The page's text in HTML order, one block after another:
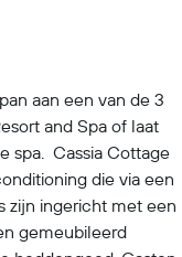
aan een van de 3
and Spa of laat
spa. Cassia Cottage
die via een
zijn ingericht met een
gemeubileerd